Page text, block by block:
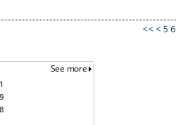
<< < 5 6